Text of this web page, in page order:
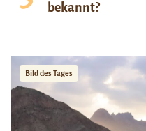
bekannt?
Bild des Tages